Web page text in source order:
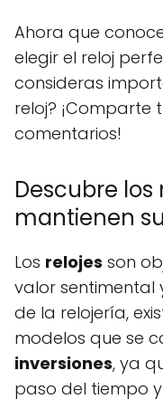
Ahora que
elegir el reloj
consideras
reloj? ¡Comparte
comentarios!
Descubre los
mantienen
Los relojes son
valor sentimental
de la relojería,
modelos que se
inversiones, ya
paso del tiempo